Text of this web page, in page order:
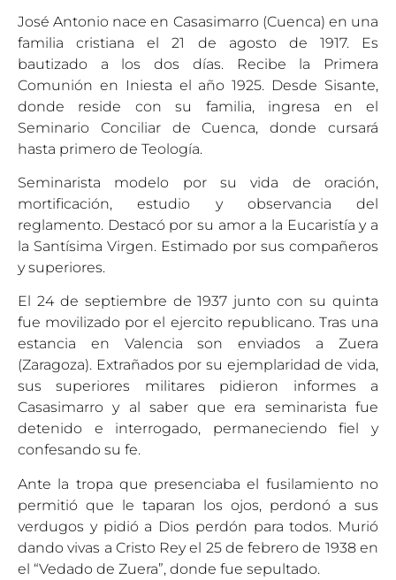
José Antonio nace en Casasimarro (Cuenca) en una
familia cristiana el 21 de agosto de 1917. Es
bautizado a los dos días. Recibe la Primera
Comunión en Iniesta el año 1925. Desde Sisante,
donde reside con su familia, ingresa en el
Seminario Conciliar de Cuenca, donde cursará
hasta primero de Teología.
Seminarista modelo por su vida de oración,
mortificación, estudio y observancia del
reglamento. Destacó por su amor a la Eucaristía y a
la Santísima Virgen. Estimado por sus compañeros
y superiores.
El 24 de septiembre de 1937 junto con su quinta
fue movilizado por el ejercito republicano. Tras una
estancia en Valencia son enviados a Zuera
(Zaragoza). Extrañados por su ejemplaridad de vida,
sus superiores militares pidieron informes a
Casasimarro y al saber que era seminarista fue
detenido e interrogado, permaneciendo fiel y
confesando su fe.
Ante la tropa que presenciaba el fusilamiento no
permitió que le taparan los ojos, perdonó a sus
verdugos y pidió a Dios perdón para todos. Murió
dando vivas a Cristo Rey el 25 de febrero de 1938 en
el “Vedado de Zuera”, donde fue sepultado.